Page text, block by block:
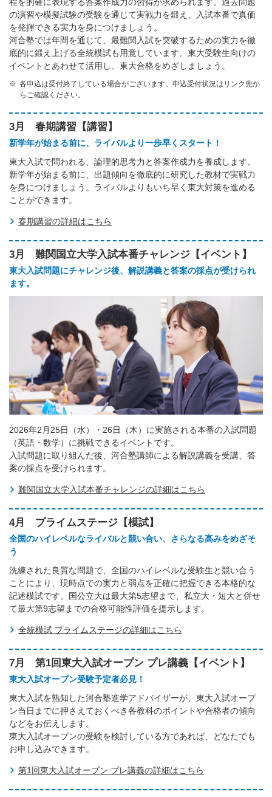
の演習や模擬試験の受験を通じて実戦力を鍛え、入試本番で真価
を発揮できる実力を身につけましょう。
河合塾では年間を通じて、最難関入試を突破するための実力を徹
底的に鍛え上げる全統模試も用意しています。東大受験生向けの
イベントとあわせて活用し、東大合格をめざしましょう。
各申込は受付終了している場合がございます。申込受付状況はリンク先か
らご確認ください。
3月 春期講習【講習】
新学年が始まる前に、ライバルより一歩早くスタート！
東大入試で問われる、論理的思考力と答案作成力を養成します。
新学年が始まる前に、出題傾向を徹底的に研究した教材で実戦力
を身につけましょう。ライバルよりもいち早く東大対策を進める
ことができます。
春期講習の詳細はこちら
3月 難関国立大学入試本番チャレンジ【イベント】
東大入試問題にチャレンジ後、解説講義と答案の採点が受けられ
ます。
2026年2月25日（水）・26日（木）に実施される本番の入試問題
（英語・数学）に挑戦できるイベントです。
入試問題に取り組んだ後、河合塾講師による解説講義を受講、答
案の採点を受けられます。
難関国立大学入試本番チャレンジの詳細はこちら
4月 プライムステージ【模試】
全国のハイレベルなライバルと競い合い、さらなる高みをめざそ
う
洗練された良質な問題で、全国のハイレベルな受験生と競い合う
ことにより、現時点での実力と弱点を正確に把握できる本格的な
記述模試です。国公立大は最大第5志望まで、私立大・短大と併せ
て最大第9志望までの合格可能性評価を提示します。
全統模試 プライムステージの詳細はこちら
7月 第1回東大入試オープン プレ講義【イベント】
東大入試オープン受験予定者必見！
東大入試を熟知した河合塾進学アドバイザーが、東大入試オープ
ン当日までに押さえておくべき各教科のポイントや合格者の傾向
などをお伝えします。
東大入試オープンの受験を検討している方であれば、どなたでも
お申し込みできます。
第1回東大入試オープン プレ講義の詳細はこちら